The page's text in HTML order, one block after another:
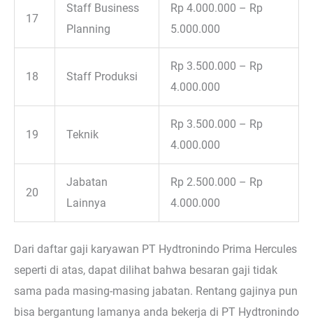
17
Staff Business
Planning
Rp 4.000.000 – Rp
5.000.000
18 Staff Produksi
Rp 3.500.000 – Rp
4.000.000
19 Teknik
Rp 3.500.000 – Rp
4.000.000
20
Jabatan
Lainnya
Rp 2.500.000 – Rp
4.000.000
Dari daftar gaji karyawan PT Hydtronindo Prima Hercules
seperti di atas, dapat dilihat bahwa besaran gaji tidak
sama pada masing-masing jabatan. Rentang gajinya pun
bisa bergantung lamanya anda bekerja di PT Hydtronindo